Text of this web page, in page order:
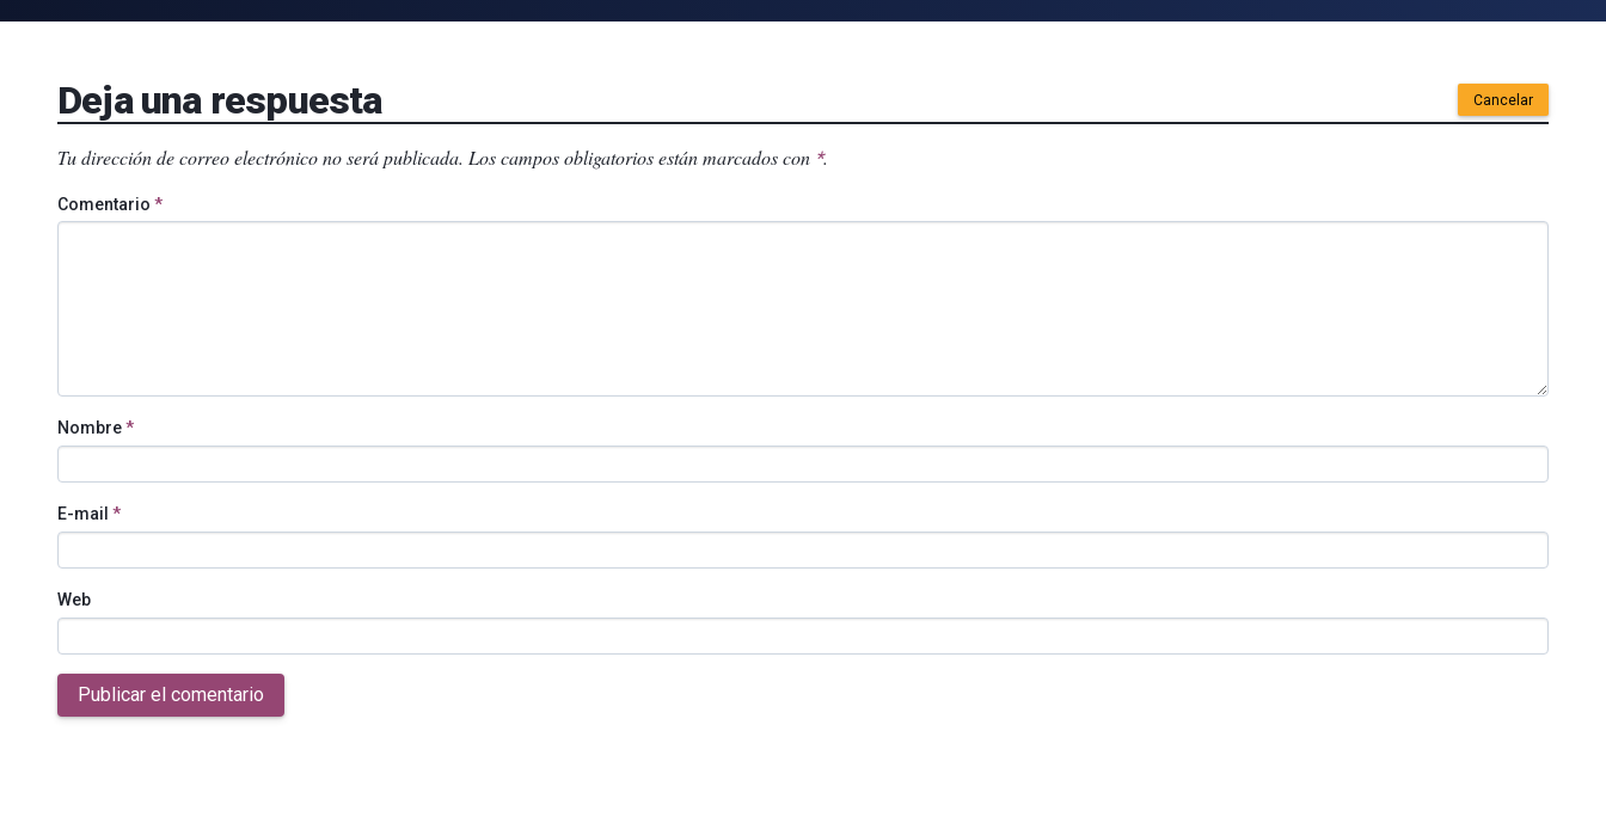
Deja una respuesta Cancelar
Tu dirección de correo electrónico no será publicada. Los campos obligatorios están marcados con *.
Comentario *
Nombre*
E-mail *
Web
Publicar el comentario